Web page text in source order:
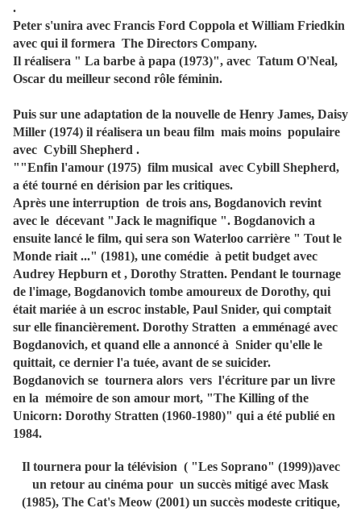
.
Peter s'unira avec Francis Ford Coppola et William Friedkin
avec qui il formera The Directors Company.
Il réalisera " La barbe à papa (1973)", avec Tatum O'Neal,
Oscar du meilleur second rôle féminin.
Puis sur une adaptation de la nouvelle de Henry James, Daisy
Miller (1974) il réalisera un beau film mais moins populaire
avec Cybill Shepherd .
""Enfin l'amour (1975) film musical avec Cybill Shepherd,
a été tourné en dérision par les critiques.
Après une interruption de trois ans, Bogdanovich revint
avec le décevant "Jack le magnifique ". Bogdanovich a
ensuite lancé le film, qui sera son Waterloo carrière " Tout le
Monde riait ..." (1981), une comédie à petit budget avec
Audrey Hepburn et , Dorothy Stratten. Pendant le tournage
de l'image, Bogdanovich tombe amoureux de Dorothy, qui
était mariée à un escroc instable, Paul Snider, qui comptait
sur elle financièrement. Dorothy Stratten a emménagé avec
Bogdanovich, et quand elle a annoncé à Snider qu'elle le
quittait, ce dernier l'a tuée, avant de se suicider.
Bogdanovich se tournera alors vers l'écriture par un livre
en la mémoire de son amour mort, "The Killing of the
Unicorn: Dorothy Stratten (1960-1980)" qui a été publié en
1984.
Il tournera pour la télévision ( "Les Soprano" (1999))avec
un retour au cinéma pour un succès mitigé avec Mask
(1985), The Cat's Meow (2001) un succès modeste critique,